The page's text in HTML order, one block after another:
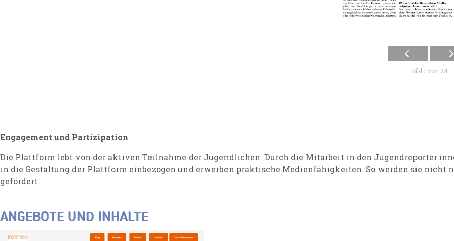
Bild 1 von 24
Engagement und Partizipation
Die Plattform lebt von der aktiven Teilnahme der Jugendlichen. Durch die Mitarbeit in den
in die Gestaltung der Plattform einbezogen und erwerben praktische Medienfähigkeiten. So werden sie
gefördert.
ANGEBOTE UND INHALTE